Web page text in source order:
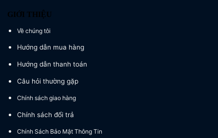
GIỚI THIỆU
Về chúng tôi
Hướng dẫn mua hàng
Hướng dẫn thanh toán
Câu hỏi thường gặp
Chính sách giao hàng
Chính sách đổi trả
Chính Sách Bảo Mật Thông Tin